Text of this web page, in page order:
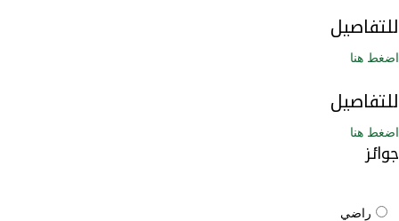
للتفاصيل
اضغط هنا
للتفاصيل
اضغط هنا
جوائز
راضي